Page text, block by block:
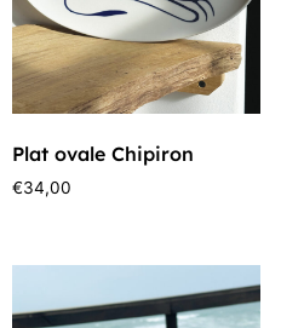
Plat ovale Chipiron
€34,00